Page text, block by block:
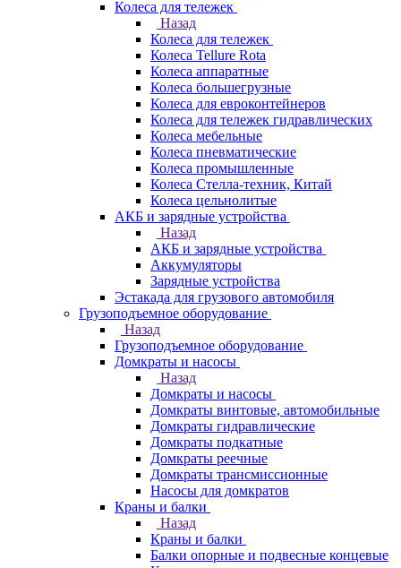
Колеса для тележек
Назад
Колеса для тележек
Колеса Tellure Rota
Колеса аппаратные
Колеса большегрузные
Колеса для евроконтейнеров
Колеса для тележек гидравлических
Колеса мебельные
Колеса пневматические
Колеса промышленные
Колеса Стелла-техник, Китай
Колеса цельнолитые
АКБ и зарядные устройства
Назад
АКБ и зарядные устройства
Аккумуляторы
Зарядные устройства
Эстакада для грузового автомобиля
Грузоподъемное оборудование
Назад
Грузоподъемное оборудование
Домкраты и насосы
Назад
Домкраты и насосы
Домкраты винтовые, автомобильные
Домкраты гидравлические
Домкраты подкатные
Домкраты реечные
Домкраты трансмиссионные
Насосы для домкратов
Краны и балки
Назад
Краны и балки
Балки опорные и подвесные концевые